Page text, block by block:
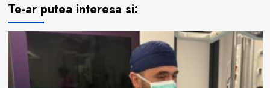
Te-ar putea interesa si: